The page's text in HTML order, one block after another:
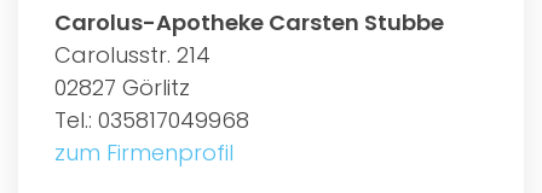
Carolus-Apotheke Carsten Stubbe
Carolusstr. 214
02827 Görlitz
Tel.: 035817049968
zum Firmenprofil